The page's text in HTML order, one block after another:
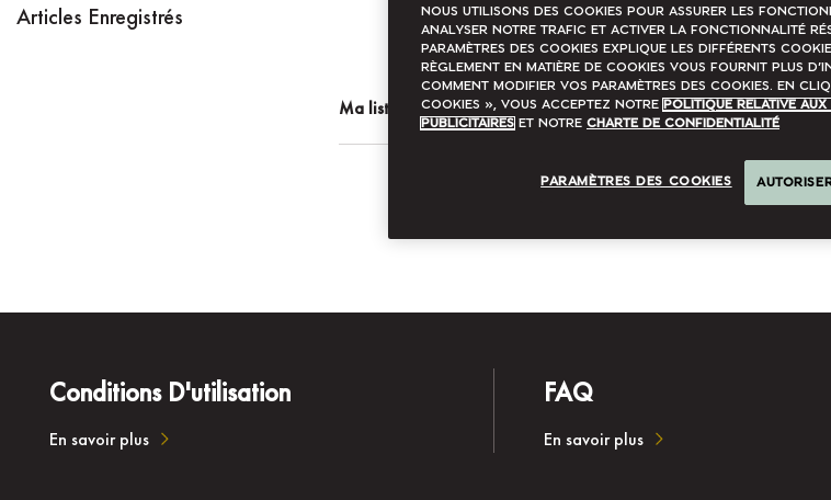
Articles Enregistrés
Ma liste favoris
Conditions D'utilisation
En savoir plus
FAQ
En savoir plus
Nous utilisons des cookies pour assurer les
analyser notre trafic et activer la fonctionnalité
Paramètres des cookies explique les différents
règlement en matière de cookies vous fournit plus
comment modifier vos paramètres des cookies. En
cookies », vous acceptez notre Politique relative aux
publicitaires et notre Charte de confidentialité
PARAMÈTRES DES COOKIES